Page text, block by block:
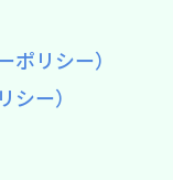
リシー）
ー）